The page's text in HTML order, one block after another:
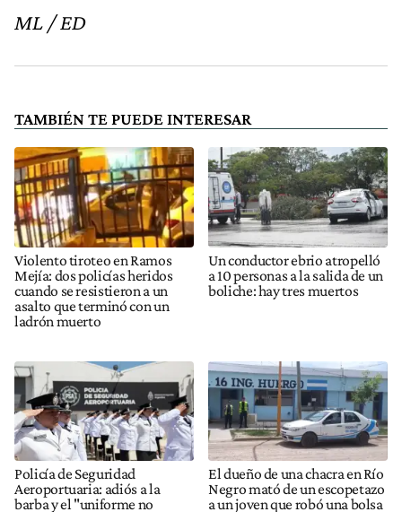
ML / ED
TAMBIÉN TE PUEDE INTERESAR
Violento tiroteo en Ramos
Mejía: dos policías heridos
cuando se resistieron a un
asalto que terminó con un
ladrón muerto
Un conductor ebrio atropelló
a 10 personas a la salida de un
boliche: hay tres muertos
Policía de Seguridad
Aeroportuaria: adiós a la
barba y el "uniforme no
El dueño de una chacra en Río
Negro mató de un escopetazo
a un joven que robó una bolsa